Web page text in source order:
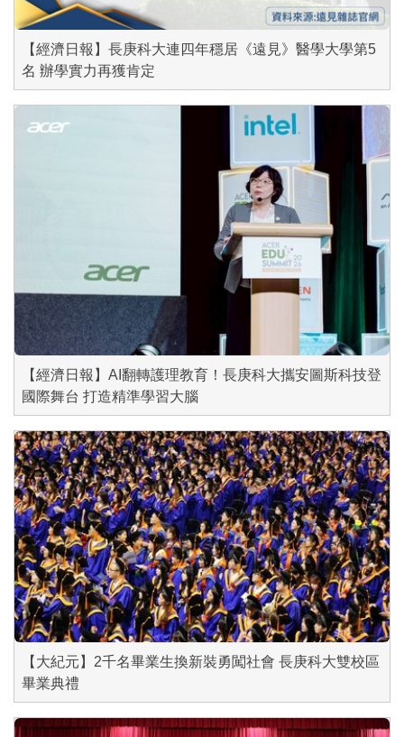
【經濟日報】長庚科大連四年穩居《遠見》醫學大學第5
名 辦學實力再獲肯定
【經濟日報】AI翻轉護理教育！長庚科大攜安圖斯科技登
國際舞台 打造精準學習大腦
【大紀元】2千名畢業生換新裝勇闖社會 長庚科大雙校區
畢業典禮